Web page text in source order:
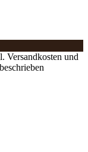
Versandkosten und